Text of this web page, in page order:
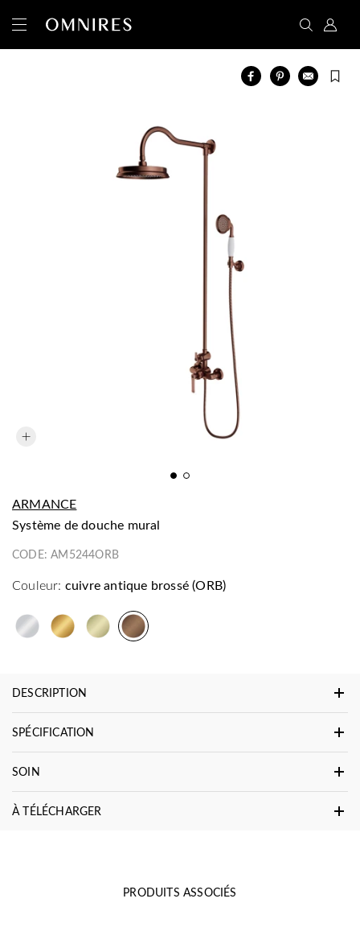
ARMANCE
système de douche mural
CODE:AM5244ORB
Couleur: cuivre antique brossé (ORB)
DESCRIPTION
SPÉCIFICATION
SOIN
À TÉLÉCHARGER
PRODUITS ASSOCIÉS